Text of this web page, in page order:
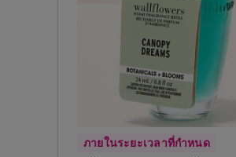
ภายในระยะเวลาที่กำหนด